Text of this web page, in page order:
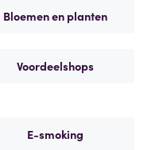
Bloemen en planten
Voordeelshops
E-smoking